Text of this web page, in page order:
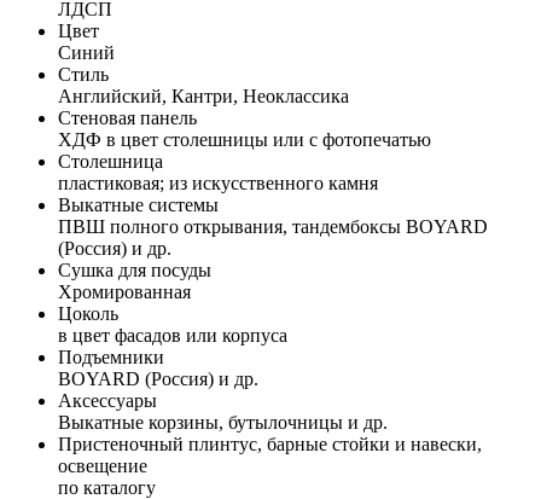
ЛДСП
Цвет
Синий
Стиль
Английский, Кантри, Неоклассика
Стеновая панель
ХДФ в цвет столешницы или с фотопечатью
Столешница
пластиковая; из искусственного камня
Выкатные системы
ПВШ полного открывания, тандембоксы BOYARD
(Россия) и др.
Сушка для посуды
Хромированная
Цоколь
в цвет фасадов или корпуса
Подъемники
BOYARD (Россия) и др.
Аксессуары
Выкатные корзины, бутылочницы и др.
Пристеночный плинтус, барные стойки и навески,
освещение
по каталогу